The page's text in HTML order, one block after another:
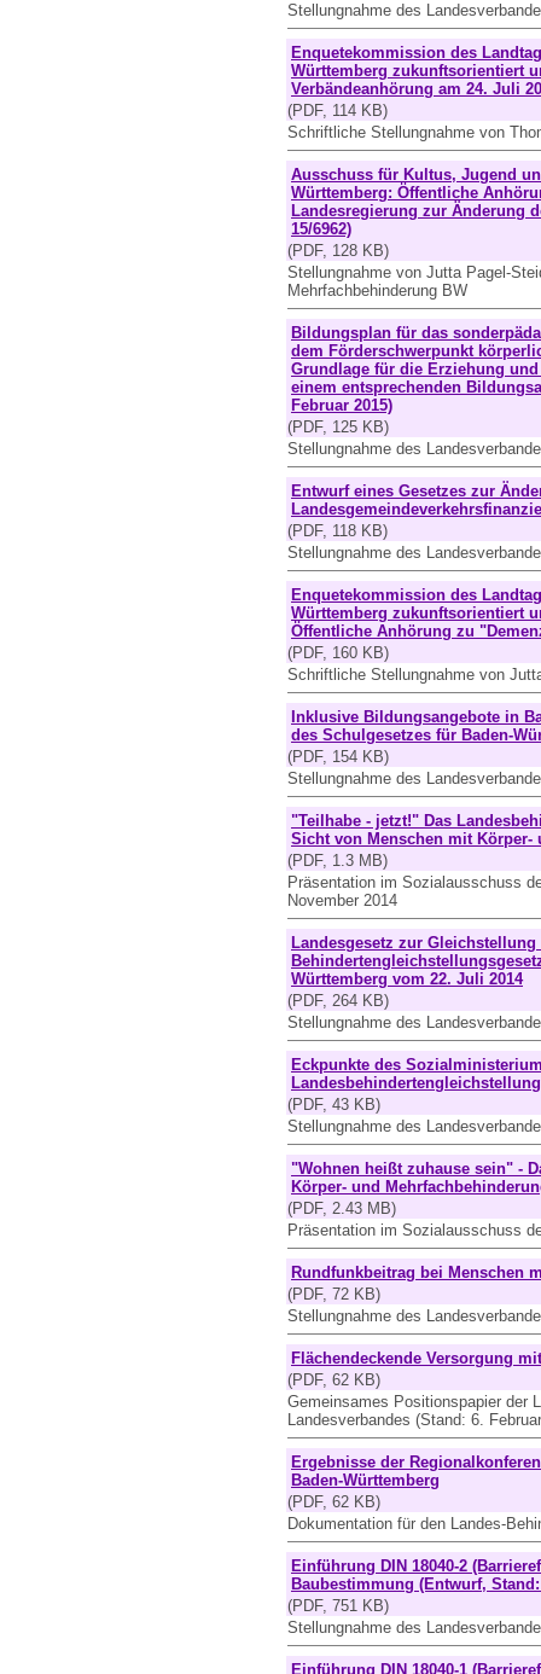
Stellungnahme des
Enquetekommission des
Württemberg zukunftsorientiert
Verbändeanhörung am 24. Juli
(PDF, 114 KB)
Schriftliche Stellungnahme von
Ausschuss für Kultus, Jugend
Württemberg: Öffentliche
Landesregierung zur Änderung
15/6962)
(PDF, 128 KB)
Stellungnahme von Jutta Pagel-
Mehrfachbehinderung BW
Bildungsplan für das
dem Förderschwerpunkt
Grundlage für die Erziehung
einem entsprechenden
Februar 2015)
(PDF, 125 KB)
Stellungnahme des
Entwurf eines Gesetzes zur
(PDF, 118 KB)
Stellungnahme des
Enquetekommission des
Württemberg zukunftsorientiert
Öffentliche Anhörung zu
(PDF, 160 KB)
Schriftliche Stellungnahme von
Inklusive Bildungsangebote in
des Schulgesetzes für Baden-
(PDF, 154 KB)
Stellungnahme des
"Teilhabe - jetzt!" Das
Sicht von Menschen mit
(PDF, 1.3 MB)
Präsentation im Sozialausschuss
November 2014
Landesgesetz zur
Württemberg vom 22. Juli 2014
(PDF, 264 KB)
Stellungnahme des
Eckpunkte des
(PDF, 43 KB)
Stellungnahme des
"Wohnen heißt zuhause sein" -
Körper- und
(PDF, 2.43 MB)
Präsentation im Sozialausschuss
Rundfunkbeitrag bei Menschen
(PDF, 72 KB)
Stellungnahme des
Flächendeckende Versorgung
(PDF, 62 KB)
Gemeinsames Positionspapier der
Landesverbandes (Stand: 6.
Ergebnisse der
Baden-Württemberg
(PDF, 62 KB)
Dokumentation für den Landes-
Einführung DIN 18040-2
Baubestimmung (Entwurf,
(PDF, 751 KB)
Stellungnahme des
Einführung DIN 18040-1